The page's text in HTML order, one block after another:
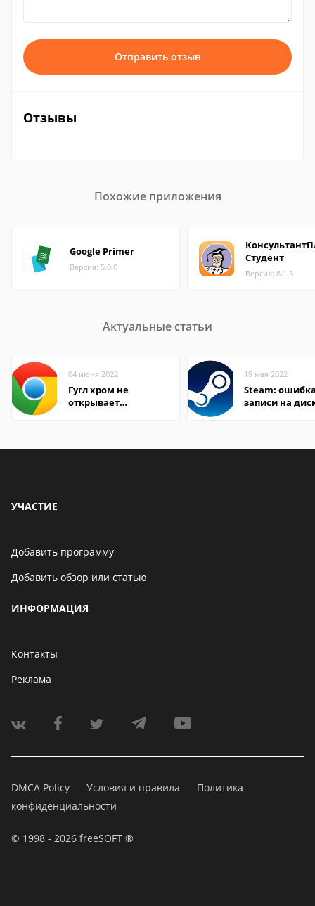
Отправить отзыв
Отзывы
Похожие приложения
Google Primer
Версия: 5.0.0
Студент
Версия: 8.1.3
Актуальные статьи
04 июня 2022
Гугл хром не
открывает
19 мая 2022
Steam:
записи на
УЧАСТИЕ
Добавить программу
Добавить обзор или статью
ИНФОРМАЦИЯ
Контакты
Реклама
DMCA Policy Условия и правила
Политика
конфиденциальности
© 1998 - 2026 freeSOFT ®